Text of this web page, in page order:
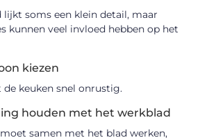
lijkt soms een klein detail, maar
kunnen veel invloed hebben op het
kiezen
keuken snel onrustig.
houden met het werkblad
samen met het blad werken,